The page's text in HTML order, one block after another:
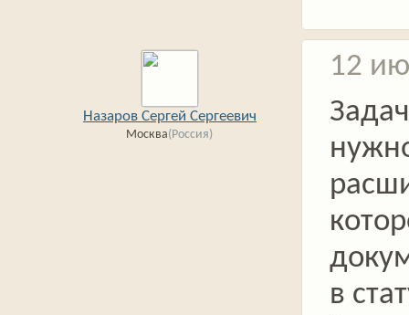
Назаров Сергей Сергеевич
Москва(Россия)
12
в